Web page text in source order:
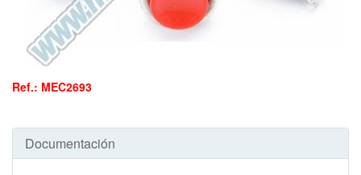
Ref.: MEC2693
Documentación